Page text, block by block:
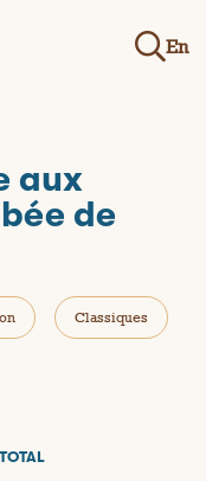
En
aux
de
Classiques